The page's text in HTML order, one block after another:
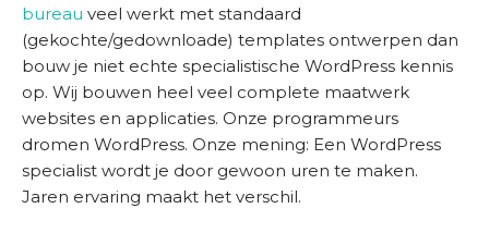
bureau veel werkt met standaard
(gekochte/gedownloade) templates ontwerpen dan
bouw je niet echte specialistische WordPress kennis
op. Wij bouwen heel veel complete maatwerk
websites en applicaties. Onze programmeurs
dromen WordPress. Onze mening: Een WordPress
specialist wordt je door gewoon uren te maken.
Jaren ervaring maakt het verschil.